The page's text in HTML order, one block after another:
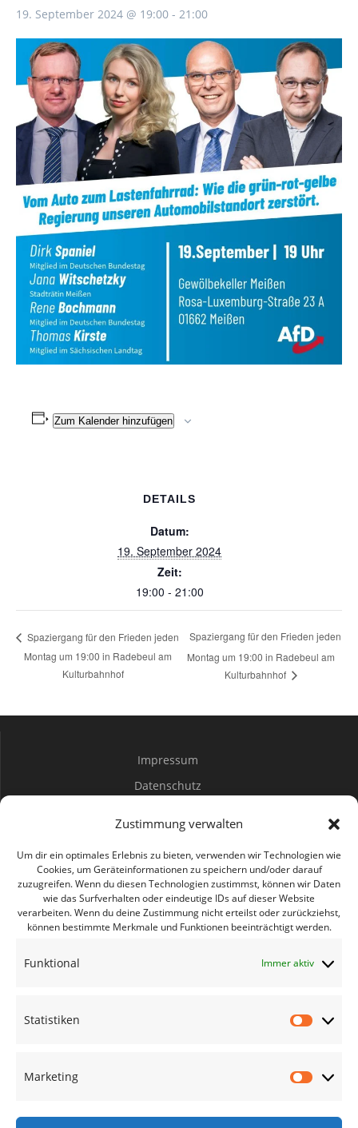
Zustimmung verwalten
Um dir ein optimales Erlebnis zu bieten, verwenden wir Technologien wie
Cookies, um Geräteinformationen zu speichern und/oder darauf
zuzugreifen. Wenn du diesen Technologien zustimmst, können wir Daten
wie das Surfverhalten oder eindeutige IDs auf dieser Website
verarbeiten. Wenn du deine Zustimmung nicht erteilst oder zurückziehst,
können bestimmte Merkmale und Funktionen beeinträchtigt werden.
Funktional Immer aktiv
Statistiken
Marketing
19. September 2024 @ 19:00 - 21:00
Zum Kalender hinzufügen
DETAILS
Datum:
19. September 2024
Zeit:
19:00 - 21:00
Spaziergang für den Frieden jeden
Montag um 19:00 in Radebeul am
Kulturbahnhof
Spaziergang für den Frieden jeden
Montag um 19:00 in Radebeul am
Kulturbahnhof
Impressum
Datenschutz
Bürgerbüro Coswig
Bürgerbüro Lommatzsch